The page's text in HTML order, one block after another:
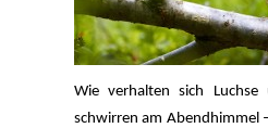
Wie verhalten sich
schwirren am Abendhimmel